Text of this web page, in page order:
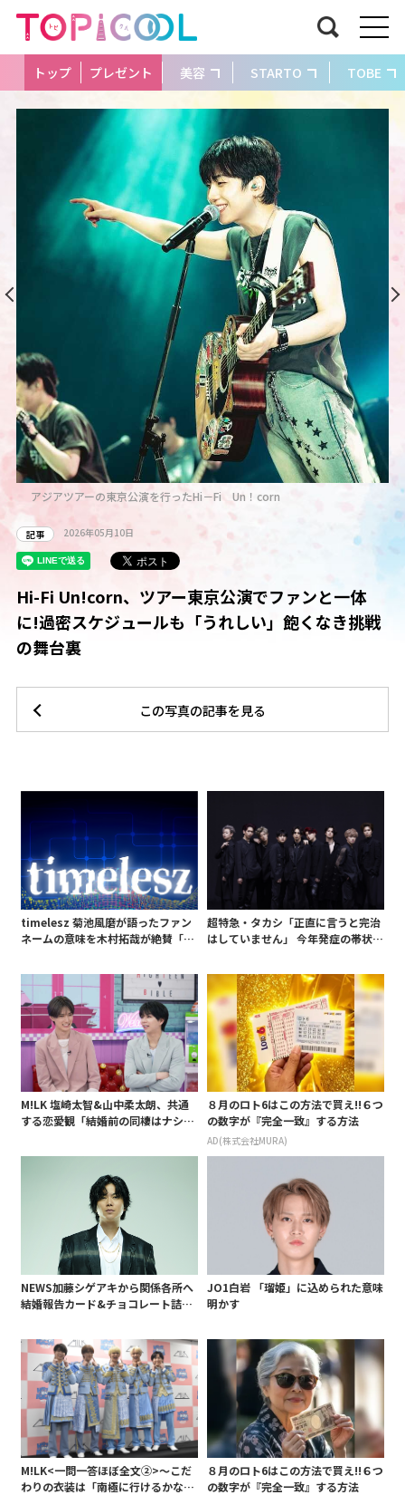
トップ プレゼント 美容 STARTO TOBE
アジアツアーの東京公演を行ったHi－Fi Un！corn
記事 2026年05月10日
Hi-Fi Un!corn、ツアー東京公演でファンと一体
に!過密スケジュールも「うれしい」飽くなき挑戦
の舞台裏
この写真の記事を見る
timelesz 菊池風磨が語ったファン
ネームの意味を木村拓哉が絶賛「考
超特急・タカシ「正直に言うと完治
はしていません」 今年発症の帯状疱
白 後遺症も語る
M!LK 塩崎太智&山中柔太朗、共通
する恋愛観「結婚前の同棲はナシ」
８月のロト6はこの方法で買え!!６つ
の数字が『完全一致』する方法
AD(株式会社MURA)
NEWS加藤シゲアキから関係各所へ
結婚報告カード&チョコレート詰め
も添えて
JO1白岩 「瑠姫」に込められた意味
明かす
M!LK<一問一答ほぼ全文②>～こだ
わりの衣装は「南極に行けるかなと
８月のロト6はこの方法で買え!!６つ
の数字が『完全一致』する方法